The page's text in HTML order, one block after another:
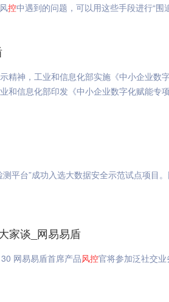
控中遇到的问题，可以用这些手段进行“围
精神，工业和信息化部实施《中小企业数
和信息化部印发《中小企业数字化赋能专
平台”成功入选大数据安全示范试点项目
家谈_网易易盾
网易易盾首席产品风控官将参加泛社交业